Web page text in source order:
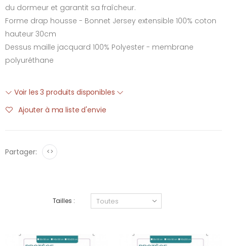
du dormeur et garantit sa fraîcheur.
Forme drap housse - Bonnet Jersey extensible 100% coton
hauteur 30cm
Dessus maille jacquard 100% Polyester - membrane
polyuréthane
Voir les 3 produits disponibles
Ajouter à ma liste d'envie
Partager: <>
Tailles :